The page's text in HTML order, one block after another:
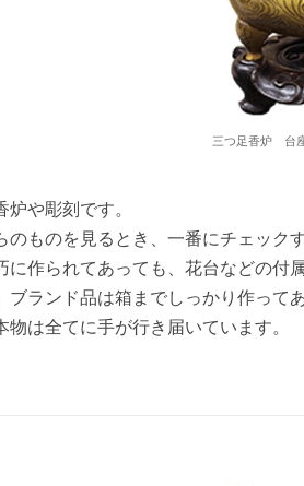
三つ足香炉 台
炉や彫刻です。
のものを見るとき、一番にチェック
に作られてあっても、花台などの付
ブランド品は箱までしっかり作って
物は全てに手が行き届いています。